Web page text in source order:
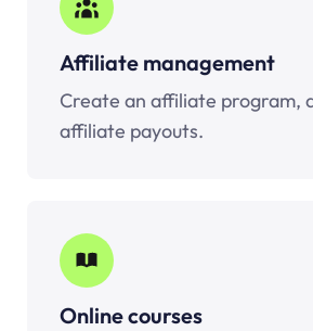
Affiliate management
Create an affiliate program,
affiliate payouts.
Online courses